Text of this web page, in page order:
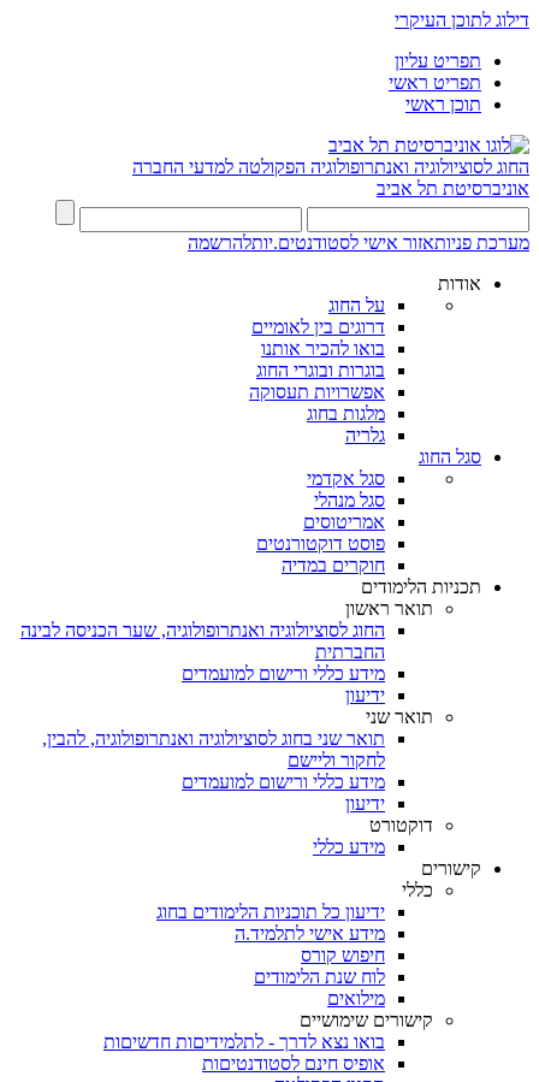
דילוג לתוכן העיקרי
תפריט עליון
תפריט ראשי
תוכן ראשי
החוג לסוציולוגיה ואנתרופולוגיה הפקולטה למדעי החברה
אוניברסיטת תל אביב
מערכת פניותאזור אישי לסטודנטים.יותלהרשמה
אודות
על החוג
דרוגים בין לאומיים
בואו להכיר אותנו
בוגרות ובוגרי החוג
אפשרויות תעסוקה
מלגות בחוג
גלריה
סגל החוג
סגל אקדמי
סגל מנהלי
אמריטוסים
פוסט דוקטורנטים
חוקרים במדיה
תכניות הלימודים
תואר ראשון
החוג לסוציולוגיה ואנתרופולוגיה, שער הכניסה לבינה
החברתית
מידע כללי ורישום למועמדים
ידיעון
תואר שני
תואר שני בחוג לסוציולוגיה ואנתרופולוגיה, להבין,
לחקור וליישם
מידע כללי ורישום למועמדים
ידיעון
דוקטורט
מידע כללי
קישורים
כללי
ידיעון כל תוכניות הלימודים בחוג
מידע אישי לתלמיד.ה
חיפוש קורס
לוח שנת הלימודים
מילואים
קישורים שימושיים
בואו נצא לדרך - לתלמידיםות חדשיםות
אופיס חינם לסטודנטיםות